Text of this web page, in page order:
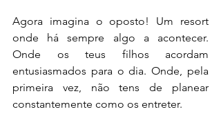
Agora imagina o oposto! Um resort
onde há sempre algo a acontecer.
Onde os teus filhos acordam
entusiasmados para o dia. Onde, pela
primeira vez, não tens de planear
constantemente como os entreter.